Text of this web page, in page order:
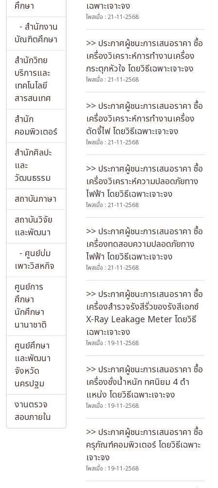
ศึกษา
- สำนักงาน
บัณฑิตศึกษา
สำนักวิทย
บริการและ
เทคโนโลยี
สารสนเทศ
สำนัก
คอมพิวเตอร์
สำนักศิลปะ
และ
วัฒนธรรม
สถาบันภาษา
สถาบันวิจัย
และพัฒนา
- ศูนย์บ่ม
เพาะวิสหกิจ
ศูนย์การ
ศึกษา
นักศึกษา
นานาชาติ
ศูนย์ศึกษา
และพัฒนา
จังหวัด
นครปฐม
งานตรวจ
สอบภายใน
เฉพาะเจาะจง
โพสเมื่อ : 21-11-2568
>> ประกาศผู้ชนะการเสนอราคา ซื้อ
เครื่องวิเคราะห์การทํางานเครื่อง
กระตุกหัวใจ โดยวิธีเฉพาะเจาะจง
โพสเมื่อ : 21-11-2568
>> ประกาศผู้ชนะการเสนอราคา ซื้อ
เครื่องวิเคราะห์การทํางานเครื่อง
ตัดจี้ไฟ โดยวิธีเฉพาะเจาะจง
โพสเมื่อ : 21-11-2568
>> ประกาศผู้ชนะการเสนอราคา ซื้อ
เครื่องวิเคราะห์ความปลอดภัยทาง
ไฟฟ้า โดยวิธีเฉพาะเจาะจง
โพสเมื่อ : 21-11-2568
>> ประกาศผู้ชนะการเสนอราคา ซื้อ
เครื่องทดสอบความปลอดภัยทาง
ไฟฟ้า โดยวิธีเฉพาะเจาะจง
โพสเมื่อ : 21-11-2568
>> ประกาศผู้ชนะการเสนอราคา ซื้อ
เครื่องสํารวจรังสีรั่วของรังสีเอกซ์
X-Ray Leakage Meter โดยวิธี
เฉพาะเจาะจง
โพสเมื่อ : 19-11-2568
>> ประกาศผู้ชนะการเสนอราคา ซื้อ
เครื่องชั่งน้ำหนัก ทศนิยม 4 ตํา
แหน่ง โดยวิธีเฉพาะเจาะจง
โพสเมื่อ : 19-11-2568
>> ประกาศผู้ชนะการเสนอราคา ซื้อ
ครุภัณฑ์คอมพิวเตอร์ โดยวิธีเฉพาะ
เจาะจง
โพสเมื่อ : 19-11-2568